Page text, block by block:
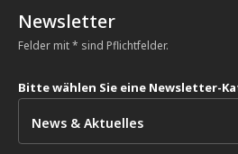
Newsletter
Felder mit * sind Pflichtfelder.
Bitte wählen Sie eine Newsletter-